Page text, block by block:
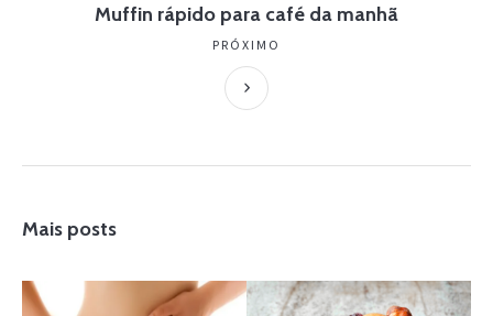
Muffin rápido para café da manhã
PRÓXIMO
Mais posts
9 DE JUNHO DE 2021 2 DE MARÇO DE 2017